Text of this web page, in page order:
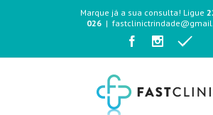
Marque já a sua consulta! Ligue
026 |